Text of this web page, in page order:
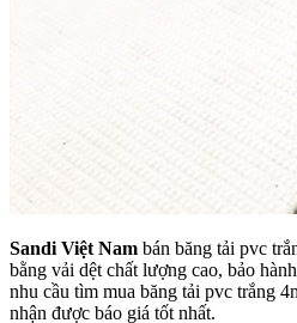
Sandi Việt Nam bán băng tải pvc
bằng vải dệt chất lượng cao, bảo
nhu cầu tìm mua băng tải pvc trắng
nhận được báo giá tốt nhất.